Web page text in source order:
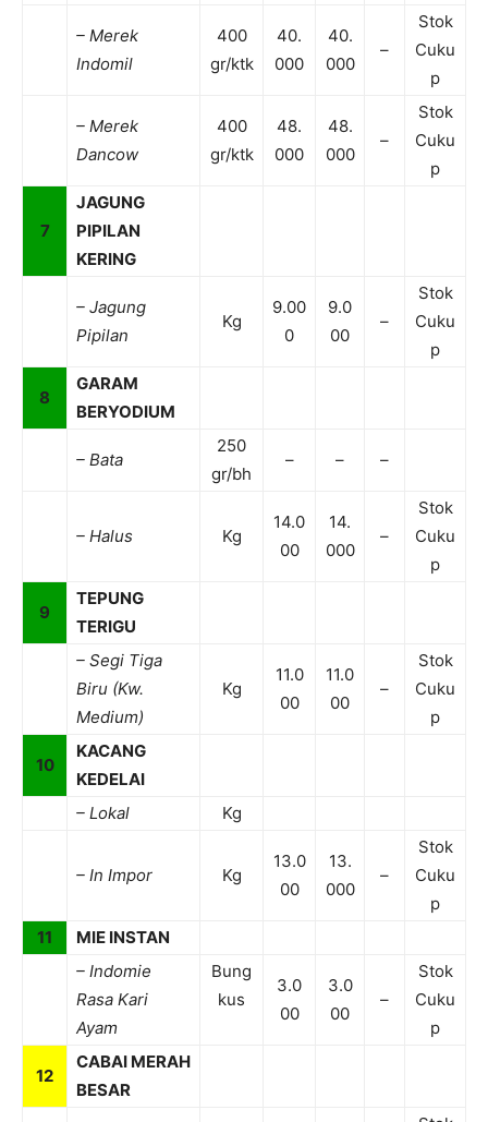
– Merek
Indomil
400
gr/ktk
40.
000
40.
000
–
Stok
Cuku
p
– Merek
Dancow
400
gr/ktk
48.
000
48.
000
–
Stok
Cuku
p
7
JAGUNG
PIPILAN
KERING
– Jagung
Pipilan
Kg
9.00
0
9.0
00
–
Stok
Cuku
p
8
GARAM
BERYODIUM
– Bata
250
gr/bh
– – –
– Halus Kg
14.0
00
14.
000
–
Stok
Cuku
p
9
TEPUNG
TERIGU
– Segi Tiga
Biru (Kw.
Medium)
Kg
11.0
00
11.0
00
–
Stok
Cuku
p
10
KACANG
KEDELAI
– Lokal
Kg
– In Impor Kg
13.0
00
13.
000
–
Stok
Cuku
p
11
MIE INSTAN
– Indomie
Rasa Kari
Ayam
Bung
kus
3.0
00
3.0
00
–
Stok
Cuku
p
12
CABAI MERAH
BESAR